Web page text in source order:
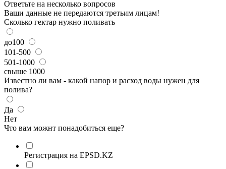
Ответьте на несколько вопросов
Ваши данные не передаются третьим лицам!
Сколько гектар нужно поливать
до100
101-500
501-1000
свыше 1000
Известно ли вам - какой напор и расход воды нужен для
полива?
Да
Нет
Что вам можнт понадобиться еще?
Регистрация на EPSD.KZ